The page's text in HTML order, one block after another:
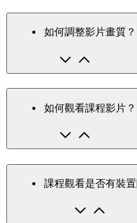
如何調整影片畫質？
如何觀看課程影片？
課程觀看是否有裝置